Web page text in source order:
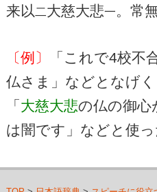
来以 二大慈大悲一。常
〔例〕 「これで4校不
仏さま」などとなげく
「 大慈大悲の仏の御心
は闇です」などと使っ